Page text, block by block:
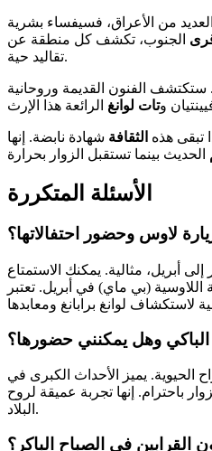
من الأعراق، فسيفساء بشرية
الجنوب، تكشف كل منطقة عن
تقاليد حية.
ستكتشف الفنون القديمة وروحانية
وتات لوانغ
تبقى هذه الثقافة شهادة نابضة. إنها
الأسئلة المتكررة
لاوس وحضور احتفالاتها؟
أبريل، مثالية. يمكنك الاستمتاع
اللاوسية (بي ماي) في أبريل. تعتبر
وهل يمكنني حضورها؟
الحيوية. يميز الأحداث الكبرى في
باحترام. إنها تجربة عميقة لروح
البلاد.
القرابين في الصباح الباكر؟